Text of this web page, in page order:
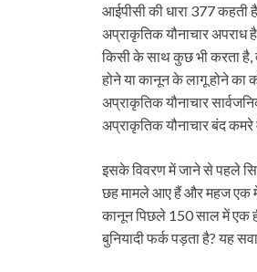
आईपीसी की धारा 377 कहती
अप्राकृतिक यौनाचार अपराध
किसी के साथ कुछ भी करता है,
होने या कानून के लागू होने का
अप्राकृतिक यौनाचार
अप्राकृतिक यौनाचार बंद कमरे
इसके विवरण में जाने से पहले
छह मामले आए हैं और महज एक में
कानून पिछले 150 साल में एक
बुनियादी फर्क पड़ता है? यह